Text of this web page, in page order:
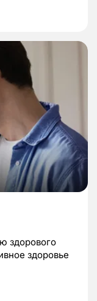
здорового
здоровье